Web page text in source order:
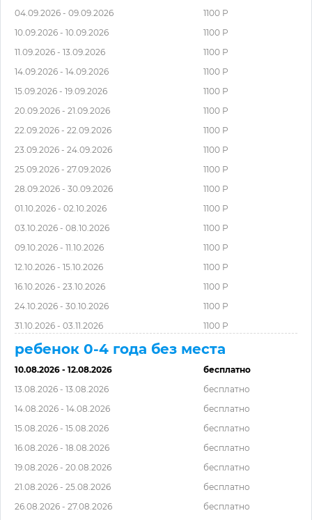
04.09.2026 - 09.09.2026
10.09.2026 - 10.09.2026
11.09.2026 - 13.09.2026
14.09.2026 - 14.09.2026
15.09.2026 - 19.09.2026
20.09.2026 - 21.09.2026
22.09.2026 - 22.09.2026
23.09.2026 - 24.09.2026
25.09.2026 - 27.09.2026
28.09.2026 - 30.09.2026
01.10.2026 - 02.10.2026
03.10.2026 - 08.10.2026
09.10.2026 - 11.10.2026
12.10.2026 - 15.10.2026
16.10.2026 - 23.10.2026
24.10.2026 - 30.10.2026
31.10.2026 - 03.11.2026
1100 Р
1100 Р
1100 Р
1100 Р
1100 Р
1100 Р
1100 Р
1100 Р
1100 Р
1100 Р
1100 Р
1100 Р
1100 Р
1100 Р
1100 Р
1100 Р
1100 Р
ребенок 0-4 года без места
10.08.2026 - 12.08.2026
13.08.2026 - 13.08.2026
14.08.2026 - 14.08.2026
15.08.2026 - 15.08.2026
16.08.2026 - 18.08.2026
19.08.2026 - 20.08.2026
21.08.2026 - 25.08.2026
26.08.2026 - 27.08.2026
бесплатно
бесплатно
бесплатно
бесплатно
бесплатно
бесплатно
бесплатно
бесплатно